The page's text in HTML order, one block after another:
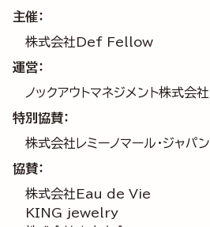
主催：
株式会社Def Fellow
運営：
ノックアウトマネジメント株式会社
特別協賛：
株式会社レミーノマール・ジャパン
協賛：
株式会社Eau de Vie
KING jewelry